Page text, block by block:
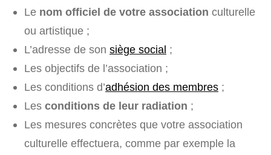
Le nom officiel de votre association culturelle
ou artistique ;
L’adresse de son siège social ;
Les objectifs de l’association ;
Les conditions d’adhésion des membres ;
Les conditions de leur radiation ;
Les mesures concrètes que votre association
culturelle effectuera, comme par exemple la